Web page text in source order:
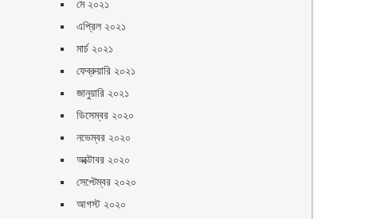
মে ২০২১
এপ্রিল ২০২১
মার্চ ২০২১
ফেব্রুয়ারি ২০২১
জানুয়ারি ২০২১
ডিসেম্বর ২০২০
নভেম্বর ২০২০
অক্টোবর ২০২০
সেপ্টেম্বর ২০২০
আগস্ট ২০২০